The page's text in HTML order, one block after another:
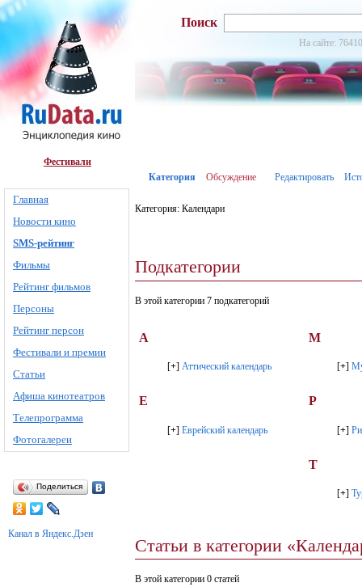
Фестивали
Главная
Новости кино
SMS-рейтинг
Фильмы
Рейтинг фильмов
Персоны
Рейтинг персон
Фестивали и премии
Статьи
Афиша кинотеатров
Телепрограмма
Фотогалереи
Поделиться
Канал в Яндекс.Дзен
Поиск
На сайте:
Категория Обсуждение Редактировать
Категория: Календари
Подкатегории
В этой категории 7 подкатегорий
А
[+] Аттический календарь
Е
[+] Еврейский календарь
М
[+]
Р
[+]
Т
[+]
Статьи в категории
В этой категории 0 статей